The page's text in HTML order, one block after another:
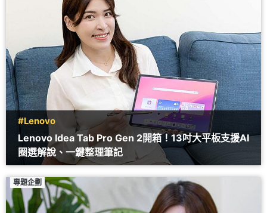
#Lenovo
Lenovo Idea Tab Pro Gen 2開箱！13吋大平板支援AI
圈選解說、一鍵整理筆記
專題企劃